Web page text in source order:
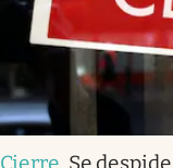
Cierre. Se